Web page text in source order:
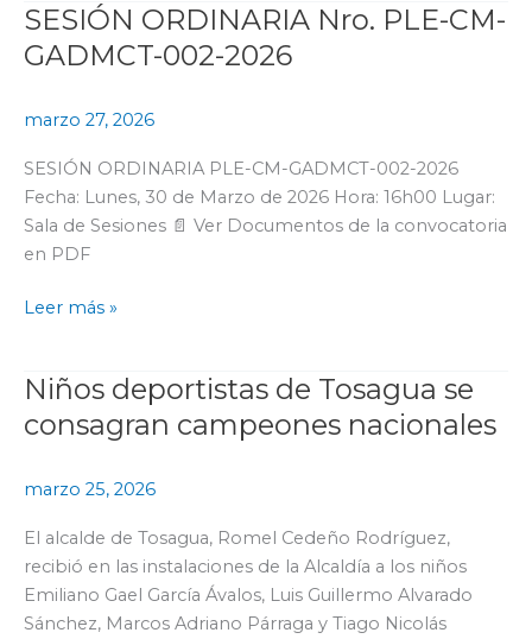
SESIÓN ORDINARIA Nro. PLE-CM-
GADMCT-002-2026
marzo 27, 2026
SESIÓN ORDINARIA PLE-CM-GADMCT-002-2026
Fecha: Lunes, 30 de Marzo de 2026 Hora: 16h00 Lugar:
Sala de Sesiones 📄 Ver Documentos de la convocatoria
en PDF
SESIÓN
ORDINARIA
Nro.
CM-
GADMCT-
002-
2026
Leer más »
Niños deportistas de Tosagua se
consagran campeones nacionales
marzo 25, 2026
El alcalde de Tosagua, Romel Cedeño Rodríguez,
recibió en las instalaciones de la Alcaldía a los niños
Emiliano Gael García Ávalos, Luis Guillermo Alvarado
Sánchez, Marcos Adriano Párraga y Tiago Nicolás
Niños
de
se
consagran
campeones
nacionales